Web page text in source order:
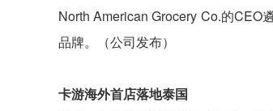
North American Grocery Co.的CEO
品牌。（公司发布）
卡游海外首店落地泰国